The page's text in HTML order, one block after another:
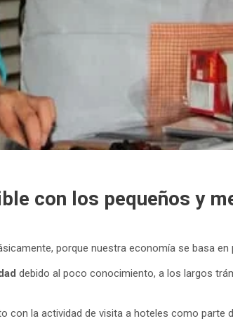
con los pequeños y
porque nuestra economía se basa en
debido al poco conocimiento, a los largos
la actividad de visita a hoteles como